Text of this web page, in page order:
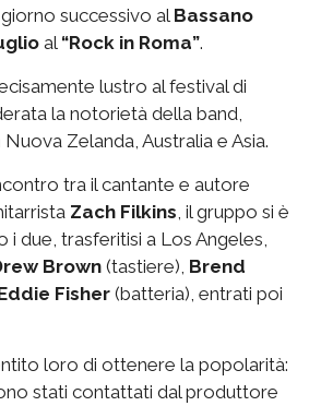
successivo al Bassano
al “Rock in Roma”.
lustro al festival di
la notorietà della band,
Zelanda, Australia e Asia.
tra il cantante e autore
Zach Filkins , il gruppo si è
due, trasferitisi a Los Angeles,
Brown (tastiere), Brend
Fisher (batteria), entrati poi
loro di ottenere la popolarità:
stati contattati dal produttore